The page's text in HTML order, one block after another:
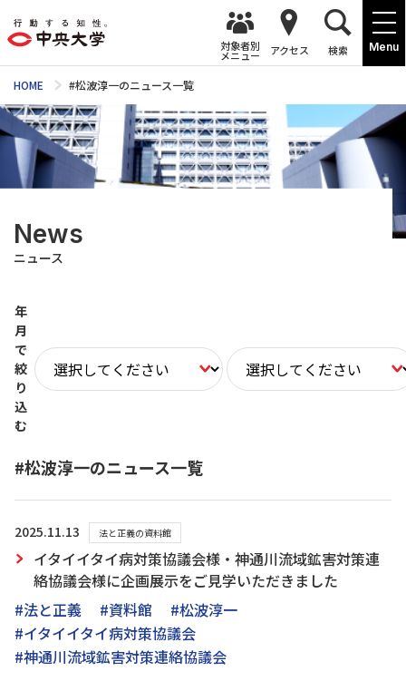
Menu
対象者別
メニュー アクセス 検索
HOME #松波淳一のニュース一覧
News
ニュース
年
月
で
絞
り
込
む
#松波淳一のニュース一覧
2025.11.13 法と正義の資料館
イタイイタイ病対策協議会様・神通川流域鉱害対策連
絡協議会様に企画展示をご見学いただきました
#法と正義
#資料館
#松波淳一
#イタイイタイ病対策協議会
#神通川流域鉱害対策連絡協議会